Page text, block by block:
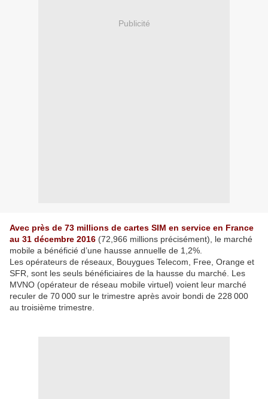
Publicité
Avec près de 73 millions de cartes SIM en service en France
au 31 décembre 2016 (72,966 millions précisément), le marché
mobile a bénéficié d’une hausse annuelle de 1,2%.
Les opérateurs de réseaux, Bouygues Telecom, Free, Orange et
SFR, sont les seuls bénéficiaires de la hausse du marché. Les
MVNO (opérateur de réseau mobile virtuel) voient leur marché
reculer de 70 000 sur le trimestre après avoir bondi de 228 000
au troisième trimestre.